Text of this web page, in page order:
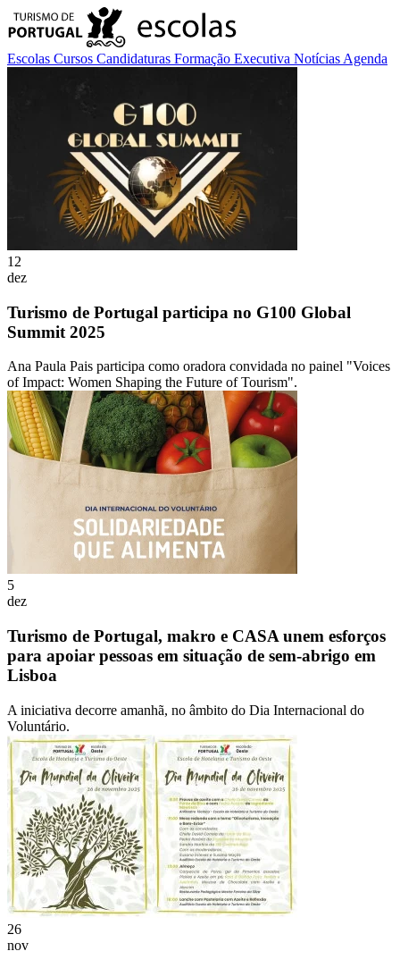
Escolas Cursos Candidaturas Formação Executiva Notícias Agenda
12
dez
Turismo de Portugal participa no G100 Global
Summit 2025
Ana Paula Pais participa como oradora convidada no painel "Voices
of Impact: Women Shaping the Future of Tourism".
5
dez
Turismo de Portugal, makro e CASA unem esforços
para apoiar pessoas em situação de sem-abrigo em
Lisboa
A iniciativa decorre amanhã, no âmbito do Dia Internacional do
Voluntário.
26
nov